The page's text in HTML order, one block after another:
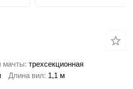
мачты трехсекционная
Длина вил 1,1 м